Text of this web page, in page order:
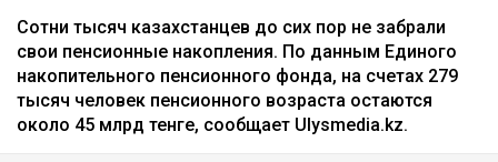
Сотни тысяч казахстанцев до сих пор не забрали
свои пенсионные накопления. По данным Единого
накопительного пенсионного фонда, на счетах 279
тысяч человек пенсионного возраста остаются
около 45 млрд тенге, сообщает Ulysmedia.kz.